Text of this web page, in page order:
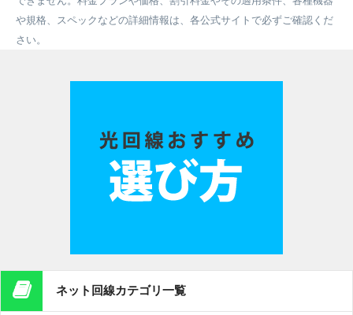
や規格、スペックなどの詳細情報は、各公式サイトで必ずご確認くだ
さい。
ネット回線カテゴリ一覧